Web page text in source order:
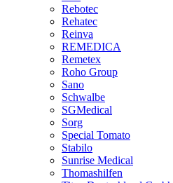
Rebotec
Rehatec
Reinva
REMEDICA
Remetex
Roho Group
Sano
Schwalbe
SGMedical
Sorg
Special Tomato
Stabilo
Sunrise Medical
Thomashilfen